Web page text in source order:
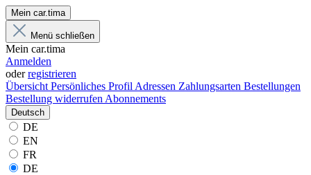
Mein car.tima
Menü schließen
Mein car.tima
Anmelden
oderregistrieren
Übersicht Persönliches Profil Adressen Zahlungsarten Bestellungen
Bestellung widerrufen Abonnements
Deutsch
DE
EN
FR
DE